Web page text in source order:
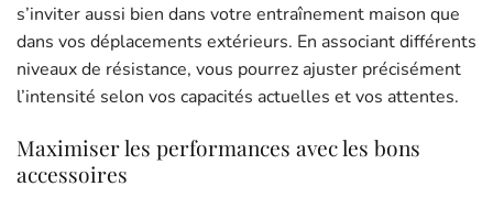
s’inviter aussi bien dans votre entraînement maison que
dans vos déplacements extérieurs. En associant différents
niveaux de résistance, vous pourrez ajuster précisément
l’intensité selon vos capacités actuelles et vos attentes.
Maximiser les performances avec les bons
accessoires